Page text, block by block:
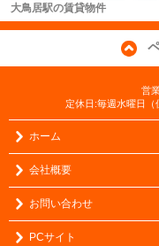
大鳥居駅の賃貸物件
営
定休日:毎週水曜日
ホーム
会社概要
お問い合わせ
PCサイト